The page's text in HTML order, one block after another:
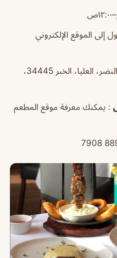
إلى الموقع الإلكتروني
:شارع فراس بن النضر، العليا، الخبر 34445،
: يمكنك معرفة موقع المطعم